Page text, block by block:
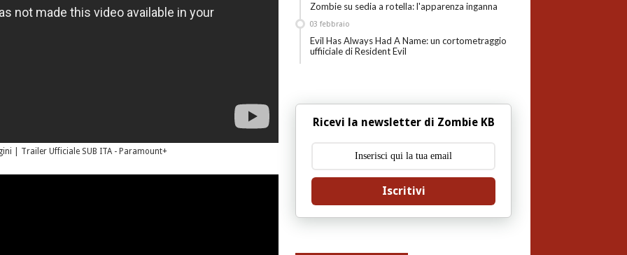
| Trailer Ufficiale SUB ITA - Paramount+
Zombie su sedia a rotella: l'apparenza inganna
Evil Has Always Had A Name: un cortometraggio
uffiiciale di Resident Evil
03 febbraio
Ricevi la newsletter di Zombie KB
Iscritivi